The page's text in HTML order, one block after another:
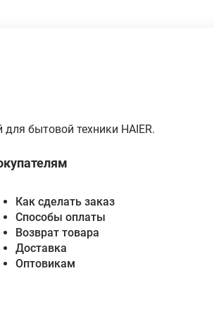
бытовой техники HAIER.
Как сделать заказ
Способы оплаты
Возврат товара
Доставка
Оптовикам